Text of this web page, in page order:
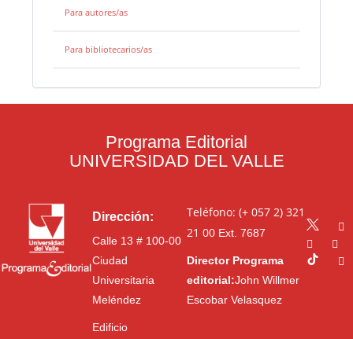
Para autores/as
Para bibliotecarios/as
Programa Editorial
UNIVERSIDAD DEL VALLE
Dirección:
Calle 13 # 100-00
Ciudad
Universitaria
Meléndez
Edificio
Teléfono: (+ 057 2) 321
21 00Ext. 7687
Director Programa
editorial:John Willmer
Escobar Velasquez